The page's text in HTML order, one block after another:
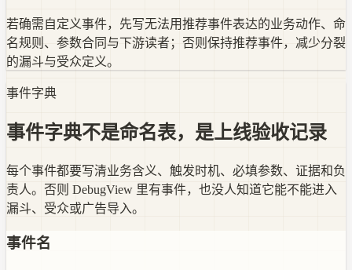
若确需自定义事件，先写无法用推荐事件表达的业务动作、命
名规则、参数合同与下游读者；否则保持推荐事件，减少分裂
的漏斗与受众定义。
事件字典
事件字典不是命名表，是上线验收记录
每个事件都要写清业务含义、触发时机、必填参数、证据和负
责人。否则 DebugView 里有事件，也没人知道它能不能进入
漏斗、受众或广告导入。
事件名